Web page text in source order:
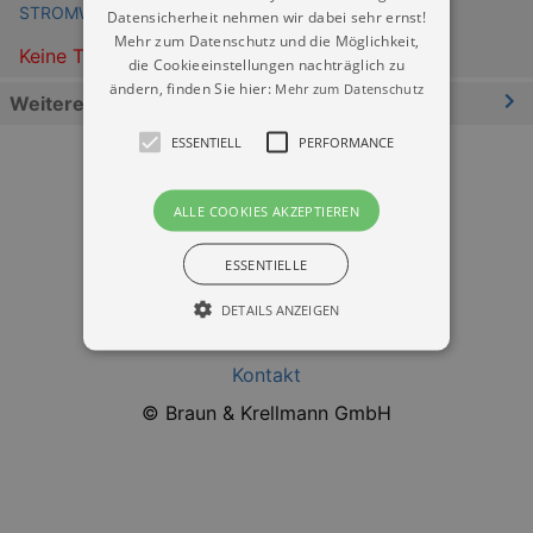
STROMWERK im Kraftwerk Mitte
Keine Termine
Weitere Informationen
Datenschutz
Kontakt
© Braun & Krellmann GmbH
Datensicherheit nehmen wir dabei sehr ernst!
Mehr zum Datenschutz und die Möglichkeit,
die Cookieeinstellungen nachträglich zu
ändern, finden Sie hier: Mehr zum Datenschutz
ESSENTIELL PERFORMANCE
ALLE COOKIES AKZEPTIEREN
ESSENTIELLE
DETAILS ANZEIGEN